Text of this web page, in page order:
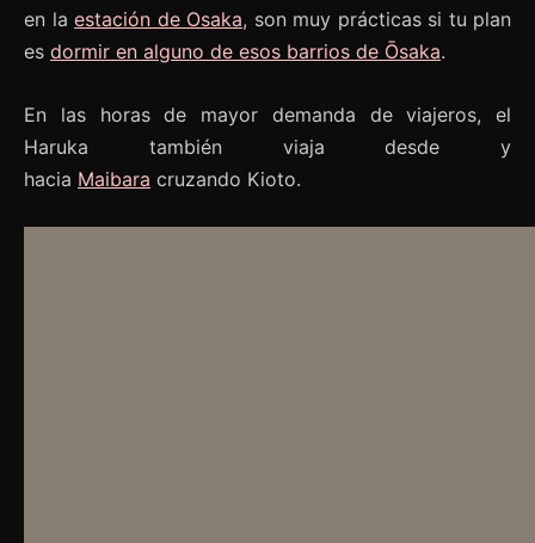
en la estación de Osaka, son muy prácticas si tu plan
es dormir en alguno de esos barrios de Ōsaka.
En las horas de mayor demanda de viajeros, el
Haruka también viaja desde y
hacia Maibara cruzando Kioto.